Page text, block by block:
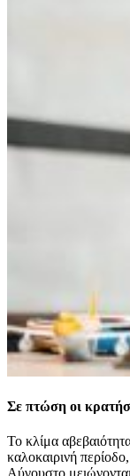
Σε πτώση οι
Το κλίμα
καλοκαιρινή